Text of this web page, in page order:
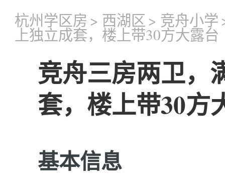
杭州学区房 > 西湖区 > 竞舟小学
上独立成套，楼上带30方大露台
竞舟三房两卫，
套，楼上带30方
基本信息